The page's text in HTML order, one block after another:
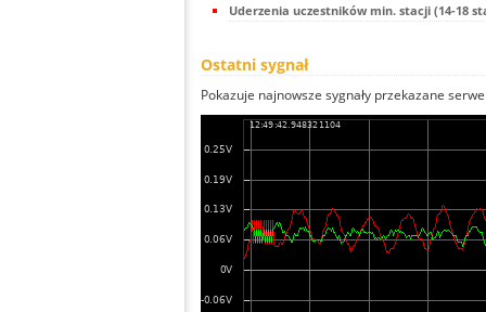
Uderzenia uczestników min. stacji (14-18
Ostatni sygnał
Pokazuje najnowsze sygnały przekazane